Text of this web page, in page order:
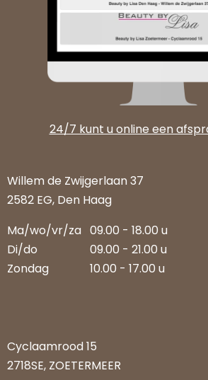
24/7 kunt u online een
Willem de Zwijgerlaan 37
2582 EG, Den Haag
Ma/wo/vr/za 09.00 - 18.00 u
Di/do
09.00 - 21.00 u
Zondag
10.00 - 17.00 u
Cyclaamrood 15
2718SE, ZOETERMEER